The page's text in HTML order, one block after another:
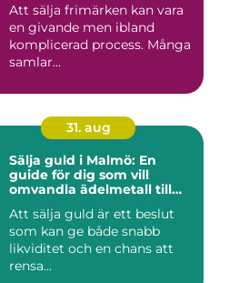
Att sälja frimärken kan vara
en givande men ibland
komplicerad process. Många
samlar...
31. aug
Sälja guld i Malmö: En
guide för dig som vill
omvandla ädelmetall till
Att sälja guld är ett beslut
som kan ge både snabb
likviditet och en chans att
rensa...